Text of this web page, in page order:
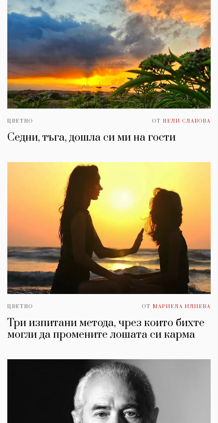
ЦВЕТНО ОТ НЕЛИ СЛАВОВА
Седни, тъга, дошла си ми на гости
ЦВЕТНО ОТ МАРИЕЛА ИЛИЕВА
Три изпитани метода, чрез които бихте
могли да промените лошата си карма